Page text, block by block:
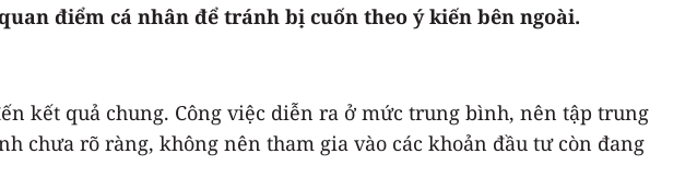
điểm cá nhân để tránh bị cuốn theo ý kiến bên ngoài.
kết quả chung. Công việc diễn ra ở mức trung bình, nên tập trung
chưa rõ ràng, không nên tham gia vào các khoản đầu tư còn đang